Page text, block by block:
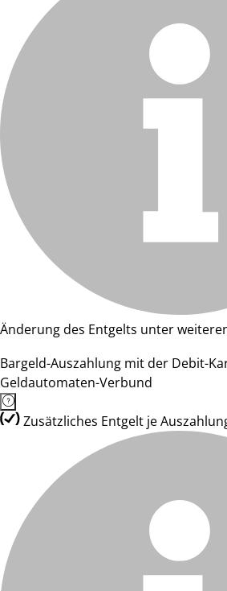
Änderung des Entgelts unter
Bargeld-Auszahlung mit der Debit-
Geldautomaten-Verbund
Zusätzliches Entgelt je